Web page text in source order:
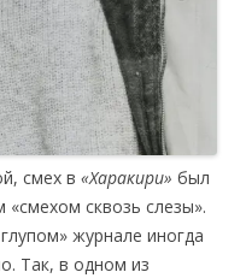
смех в «Харакири» был
сквозь слезы».
журнале иногда
Так, в одном из